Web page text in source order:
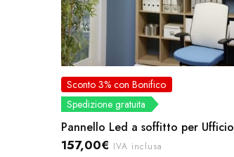
Sconto 3% con Bonifico
Spedizione gratuita
Pannello Led a soffitto per Ufficio
157,00€ IVA inclusa